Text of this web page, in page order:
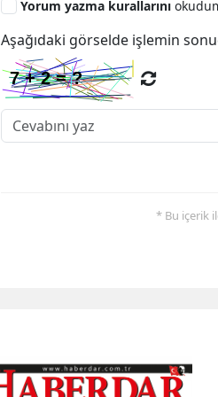
Yorum yazma kurallarını
Aşağıdaki görselde işlemin
* Bu içerik